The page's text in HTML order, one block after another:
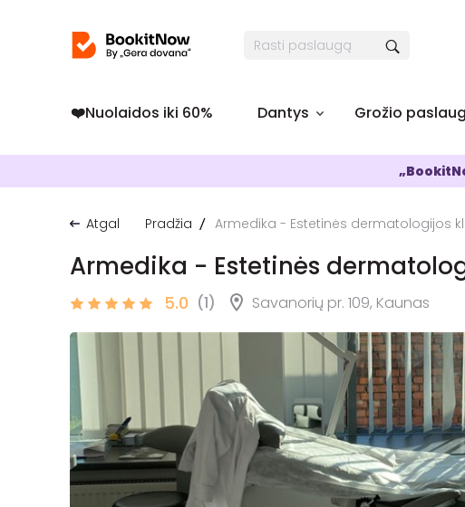
❤️️Nuolaidos iki 60% Dantys Grožio
Atgal Pradžia Armedika - Estetinės dermatologijos
Armedika - Estetinės
5.0 (1) Savanorių pr. 109, Kaunas